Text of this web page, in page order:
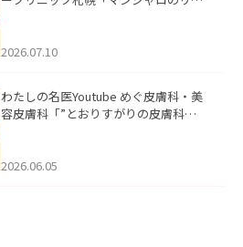
た。
2026.07.10
わたしの名医Youtube めぐ皮膚科・美
容皮膚科「”とおりすがりの皮膚科
2026.06.05